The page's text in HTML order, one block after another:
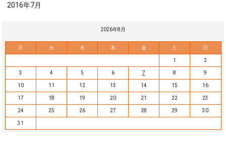
2016年7月
2026年8月
月 火 水 木 金 土 日
1 2
3 4 5 6 7 8 9
10 11 12 13 14 15 16
17 18 19 20 21 22 23
24 25 26 27 28 29 30
31